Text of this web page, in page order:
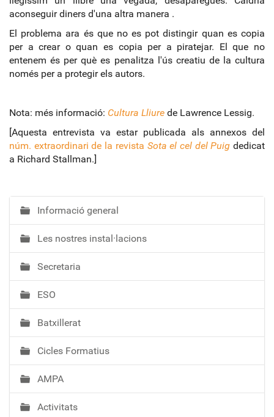
aconseguir diners d'una altra manera .
El problema ara és que no es pot distingir quan es copia
per a crear o quan es copia per a piratejar. El que no
entenem és per què es penalitza l'ús creatiu de la cultura
només per a protegir els autors.
Nota: més informació: Cultura Lliure de Lawrence Lessig.
[Aquesta entrevista va estar publicada als annexos del
núm. extraordinari de la revista Sota el cel del Puig dedicat
a Richard Stallman.]
N
a
v
e
g
a
c
ó
Informació general
Les nostres instal·lacions
Secretaria
ESO
Batxillerat
Cicles Formatius
AMPA
Activitats